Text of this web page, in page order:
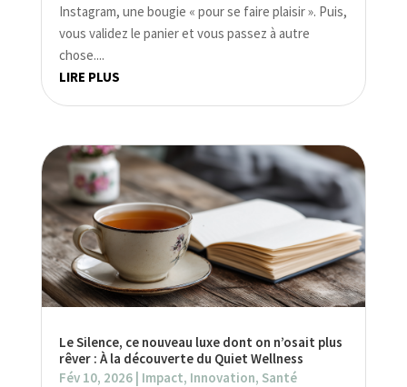
Instagram, une bougie « pour se faire plaisir ». Puis,
vous validez le panier et vous passez à autre
chose....
LIRE PLUS
Le Silence, ce nouveau luxe dont on n’osait plus
rêver : À la découverte du Quiet Wellness
Fév 10, 2026| Impact, Innovation, Santé